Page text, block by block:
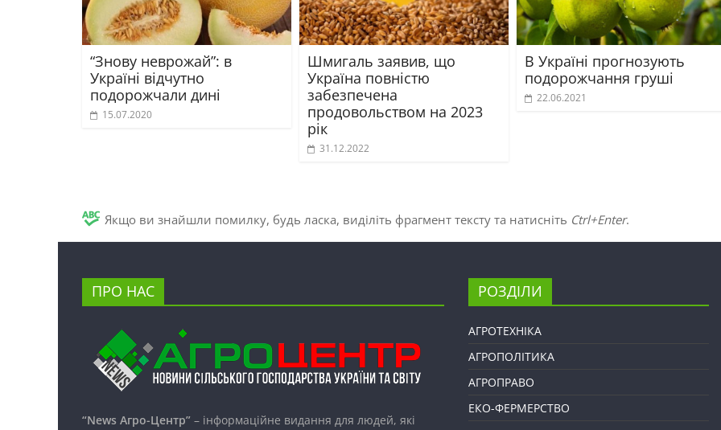
“Знову неврожай”: в
Україні відчутно
подорожчали дині
15.07.2020
Шмигаль заявив, що
Україна повністю
забезпечена
продовольством на 2023
рік
31.12.2022
В Україні прогнозують
подорожчання груші
22.06.2021
Якщо ви знайшли помилку, будь ласка, виділіть фрагмент тексту та натисніть Ctrl+Enter.
ПРО НАС
“News Агро-Центр” – інформаційне видання для людей, які
РОЗДІЛИ
АГРОТЕХНІКА
АГРОПОЛІТИКА
АГРОПРАВО
ЕКО-ФЕРМЕРСТВО